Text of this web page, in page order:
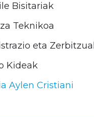
Bisitariak
Teknikoa
eta
Kideak
Aylen Cristiani